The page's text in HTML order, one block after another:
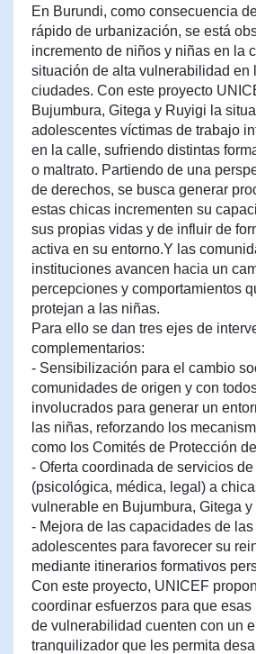
En Burundi, como consecuencia
rápido de urbanización, se está
incremento de niños y niñas en la
situación de alta vulnerabilidad en
ciudades. Con este proyecto
Bujumbura, Gitega y Ruyigi la
adolescentes víctimas de trabajo
en la calle, sufriendo distintas
o maltrato. Partiendo de una
de derechos, se busca generar
estas chicas incrementen su
sus propias vidas y de influir de
activa en su entorno.Y las
instituciones avancen hacia un
percepciones y comportamientos
protejan a las niñas.
Para ello se dan tres ejes de
complementarios:
- Sensibilización para el cambio
comunidades de origen y con
involucrados para generar un
las niñas, reforzando los
como los Comités de Protección
- Oferta coordinada de servicios
(psicológica, médica, legal) a
vulnerable en Bujumbura, Gitega y
- Mejora de las capacidades de
adolescentes para favorecer su
mediante itinerarios formativos
Con este proyecto, UNICEF
coordinar esfuerzos para que
de vulnerabilidad cuenten con un
tranquilizador que les permita